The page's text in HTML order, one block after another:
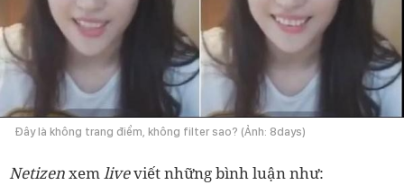
Đây là không trang điểm, không filter sao? (Ảnh: 8days)
Netizenxemliveviết những bình luận như: